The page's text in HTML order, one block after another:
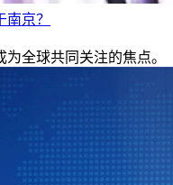
京？
全球共同关注的焦点。